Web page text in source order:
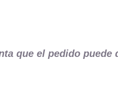
que el pedido puede